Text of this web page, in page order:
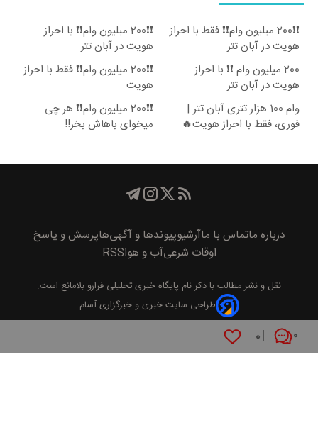
۰ ۰
❗❗200 میلیون وام❗❗ فقط با احراز
هویت در آبان تتر
❗❗200 میلیون وام❗❗ با احراز
هویت در آبان تتر
200 میلیون وام ❗❗ با احراز
هویت در آبان تتر
❗❗200 میلیون وام❗❗ فقط با احراز
هویت
وام 100 هزار تتری آبان تتر |
فوری، فقط با احراز هویت🔥
❗❗200 میلیون وام❗❗ هر چی
میخوای باهاش بخر!!
درباره ماتماس با ماآرشیوپیوند‌ها و آگهی‌هاپرسش و پاسخ
اوقات شرعیآب و هواRSS
نقل و نشر مطالب با ذکر نام پايگاه خبری تحليلی فرارو بلامانع است.
طراحی سایت خبری و خبرگزاری آسام